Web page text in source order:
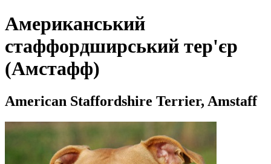
Американський
стаффордширський тер'єр
(Амстафф)
American Staffordshire Terrier, Amstaff